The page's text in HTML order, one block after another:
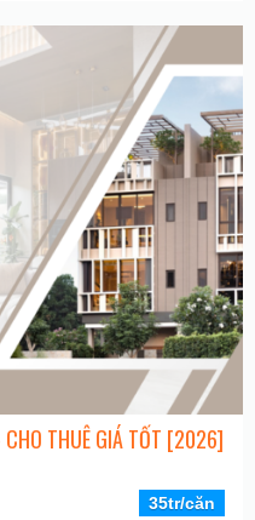
THUÊ GIÁ TỐT [2026]
35tr/căn